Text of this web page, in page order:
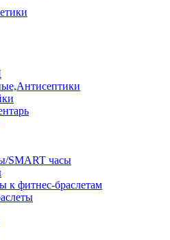
SMART часы
к фитнес-браслетам